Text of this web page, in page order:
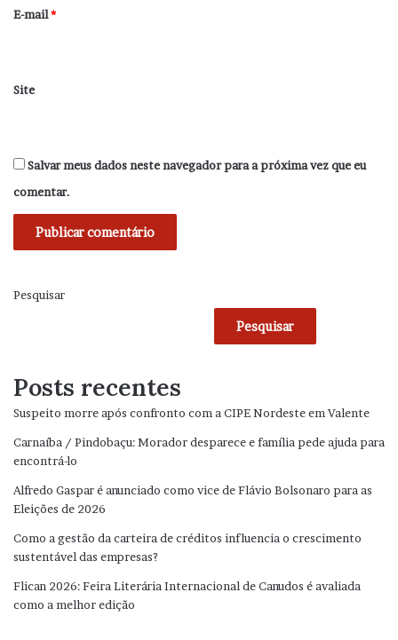
*
E-mail*
Site
Salvar meus dados neste navegador para a próxima vez que eu
comentar.
Pesquisar
Pesquisar
Posts recentes
Suspeito morre após confronto com a CIPE Nordeste em Valente
Carnaíba / Pindobaçu: Morador desparece e família pede ajuda para
encontrá-lo
Alfredo Gaspar é anunciado como vice de Flávio Bolsonaro para as
Eleições de 2026
Como a gestão da carteira de créditos influencia o crescimento
sustentável das empresas?
Flican 2026: Feira Literária Internacional de Canudos é avaliada
como a melhor edição